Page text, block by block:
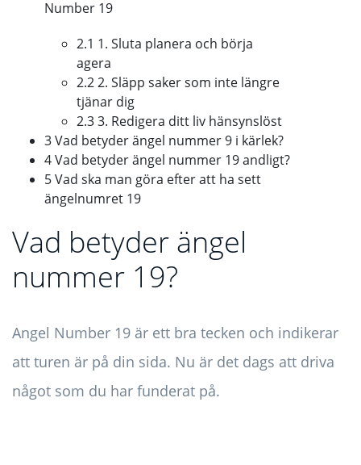
Number 19
2.1 1. Sluta planera och börja
agera
2.2 2. Släpp saker som inte längre
tjänar dig
2.3 3. Redigera ditt liv hänsynslöst
3 Vad betyder ängel nummer 9 i kärlek?
4 Vad betyder ängel nummer 19 andligt?
5 Vad ska man göra efter att ha sett
ängelnumret 19
Vad betyder ängel
nummer 19?
Angel Number 19 är ett bra tecken och indikerar
att turen är på din sida. Nu är det dags att driva
något som du har funderat på.